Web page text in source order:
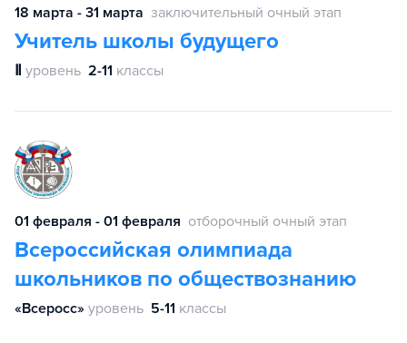
18 марта - 31 марта заключительный очный этап
Учитель школы будущего
Ⅱ уровень 2-11 классы
01 февраля - 01 февраля отборочный очный этап
Всероссийская олимпиада
школьников по обществознанию
«Всеросс» уровень 5-11 классы